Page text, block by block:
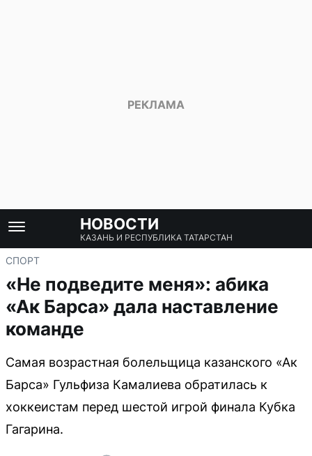
НОВОСТИ
КАЗАНЬ И РЕСПУБЛИКА ТАТАРСТАН
СПОРТ
«Не подведите меня»: абика
«Ак Барса» дала наставление
команде
Самая возрастная болельщица казанского «Ак
Барса» Гульфиза Камалиева обратилась к
хоккеистам перед шестой игрой финала Кубка
Гагарина.